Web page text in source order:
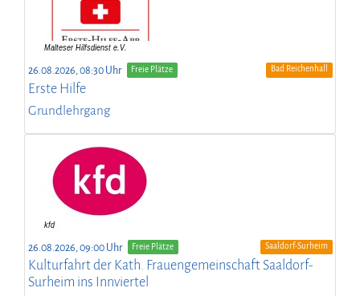
26.08.2026, 08:30 Uhr Freie Plätze Bad Reichenhall
Erste Hilfe
Grundlehrgang
26.08.2026, 09:00 Uhr Freie Plätze Saaldorf-Surheim
Kulturfahrt der Kath. Frauengemeinschaft Saaldorf-
Surheim ins Innviertel